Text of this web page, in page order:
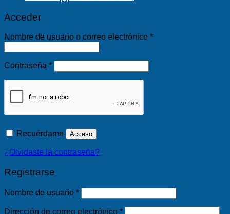
Acceder
Nombre de usuario o correo electrónico *Obligatorio
Contraseña *Obligatorio
Recuérdame Acceso
¿Olvidaste la contraseña?
Registrarse
Nombre de usuario *Obligatorio
Dirección de correo electrónico *Obligatorio